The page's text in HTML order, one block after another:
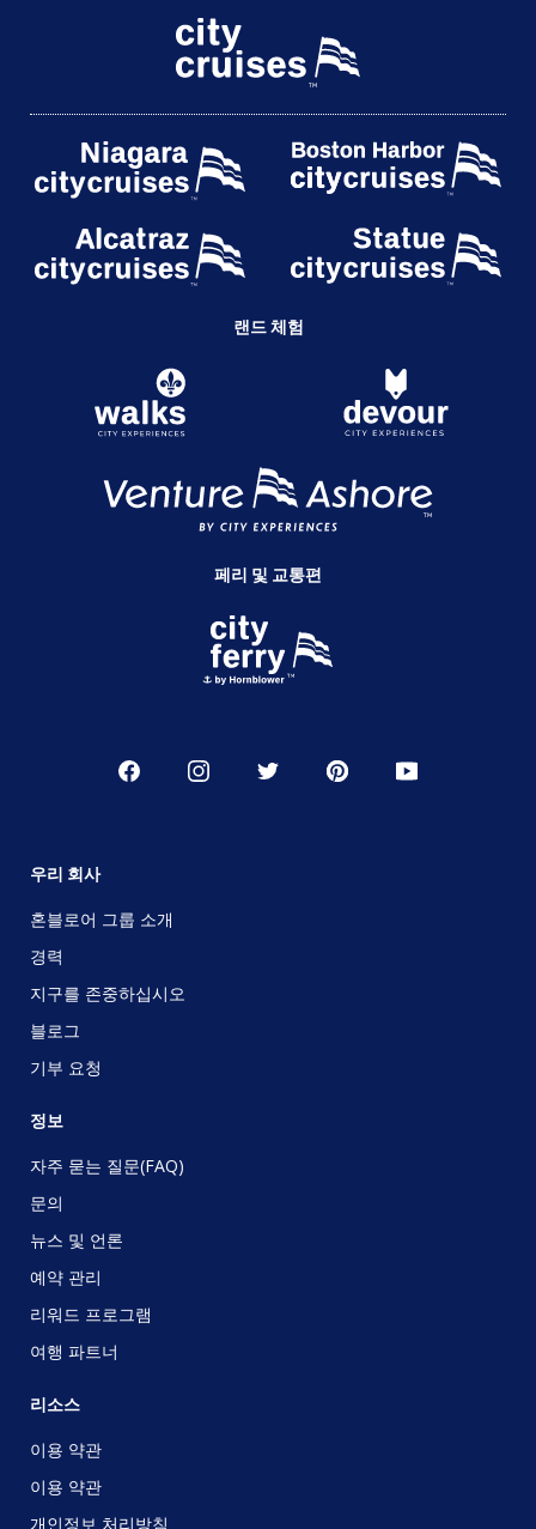
랜드 체험
페리 및 교통편
우리 회사
혼블로어 그룹 소개
경력
지구를 존중하십시오
블로그
기부 요청
정보
자주 묻는 질문(FAQ)
문의
뉴스 및 언론
예약 관리
리워드 프로그램
여행 파트너
리소스
이용 약관
이용 약관
개인정보 처리방침